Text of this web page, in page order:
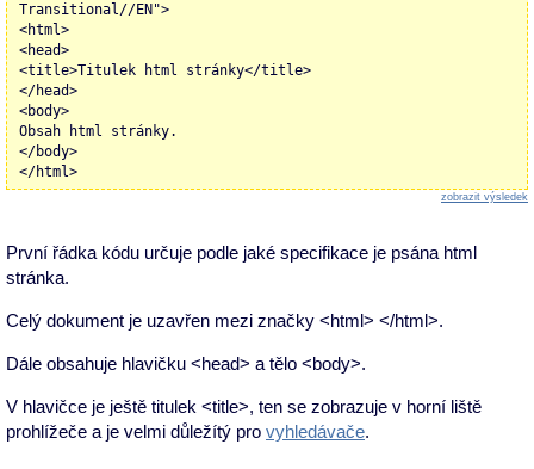
Transitional//EN">
<html>
<head>
<title>Titulek html stránky</title>
</head>
<body>
Obsah html stránky.
</body>
</html>
zobrazit výsledek
První řádka kódu určuje podle jaké specifikace je psána html
stránka.
Celý dokument je uzavřen mezi značky <html> </html>.
Dále obsahuje hlavičku <head> a tělo <body>.
V hlavičce je ještě titulek <title>, ten se zobrazuje v horní liště
prohlížeče a je velmi důležítý pro vyhledávače.